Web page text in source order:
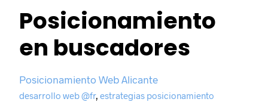
Posicionamiento
en buscadores
Posicionamiento Web Alicante
desarrollo web @fr,estrategias posicionamiento